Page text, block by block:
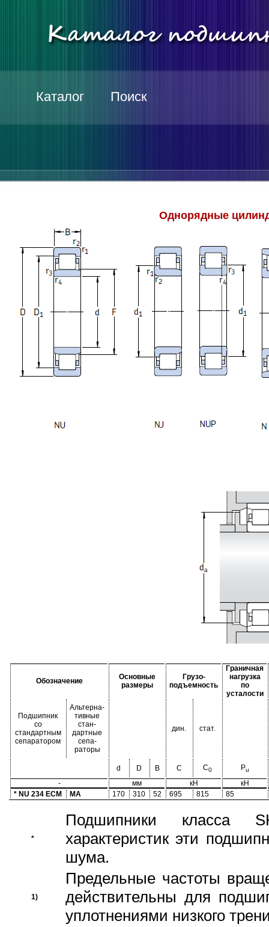
Каталог Поиск
Однорядные
Обозначение
Основные
размеры
Грузо-
подъемность
Граничная
нагрузка
по
усталости
Подшипник
со
стандартным
сепаратором
Альтерна-
тивные
стан-
дартные
сепа-
раторы
дин. стат.
d D B C C0 Pu
- мм кН
кН
* NU 234 ECM
MA 170 310 52 695 815 85
*
Подшипники класса
характеристик эти
шума.
1)
Предельные частоты
действительны для
уплотнениями низкого